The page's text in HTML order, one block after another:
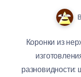
Коронки из